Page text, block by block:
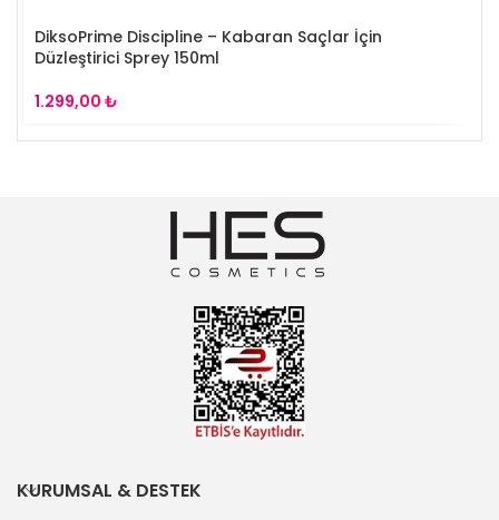
DiksoPrime Discipline – Kabaran Saçlar İçin
Düzleştirici Sprey 150ml
₺
KURUMSAL & DESTEK